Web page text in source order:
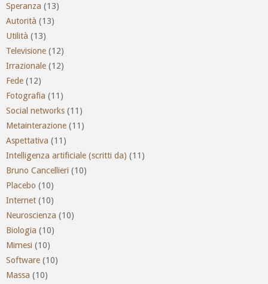
Speranza (13)
Autorità (13)
Utilità (13)
Televisione (12)
Irrazionale (12)
Fede (12)
Fotografia (11)
Social networks (11)
Metainterazione (11)
Aspettativa (11)
Intelligenza artificiale (scritti da) (11)
Bruno Cancellieri (10)
Placebo (10)
Internet (10)
Neuroscienza (10)
Biologia (10)
Mimesi (10)
Software (10)
Massa (10)